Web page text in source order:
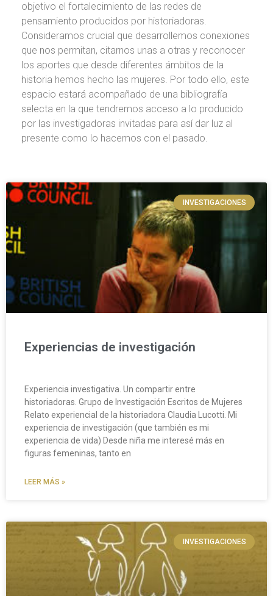
objetivo el fortalecimiento de las redes de
pensamiento producidos por historiadoras.
Consideramos crucial que desarrollemos conexiones
que nos permitan, citarnos unas a otras y reconocer
los aportes que desde diferentes ámbitos de la
historia hemos hecho las mujeres. Por todo ello, este
espacio estará acompañado de una bibliografía
selecta en la que tendremos acceso a lo producido
por las investigadoras invitadas para así dar luz al
presente como lo hacemos con el pasado.
INVESTIGACIONES
Experiencias de investigación
Experiencia investigativa. Un compartir entre
historiadoras. Grupo de Investigación Escritos de Mujeres
Relato experiencial de la historiadora Claudia Lucotti. Mi
experiencia de investigación (que también es mi
experiencia de vida) Desde niña me interesé más en
figuras femeninas, tanto en
LEER MÁS »
INVESTIGACIONES